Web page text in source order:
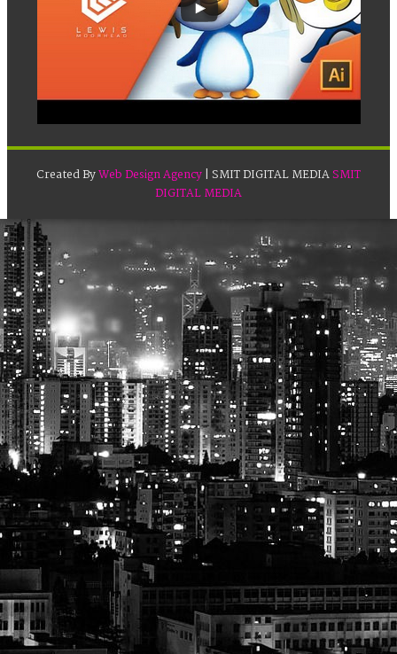
Created ByWeb Design Agency| SMIT DIGITAL MEDIASMIT
DIGITAL MEDIA